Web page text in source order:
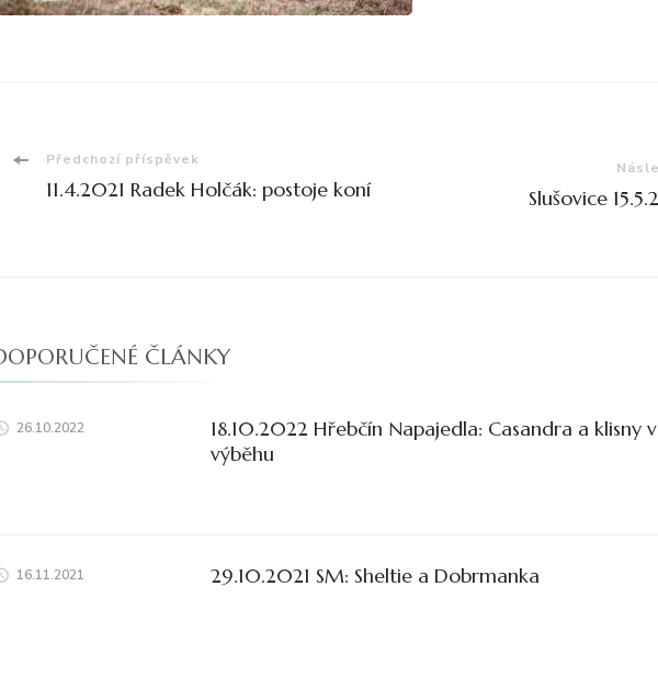
Navigace
Předchozí příspěvek
11.4.2021 Radek Holčák: postoje koní Slušovice
ČLÁNKY
26.10.2022
18.10.2022 Hřebčín Napajedla: Casandra a klisny
výběhu
16.11.2021 29.10.2021 SM: Sheltie a Dobrmanka